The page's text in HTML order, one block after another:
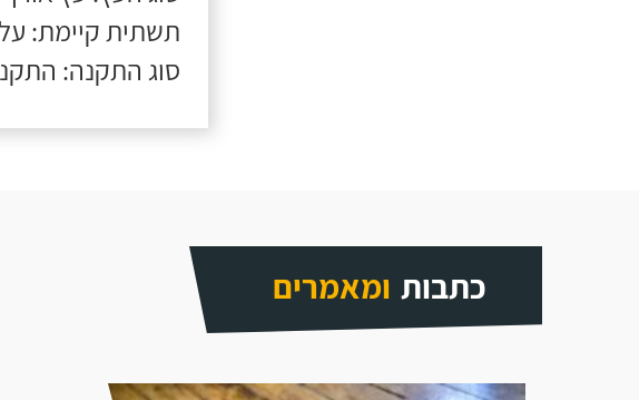
תשתית קיימת:
סוג התקנה:
כתבות ומאמרים